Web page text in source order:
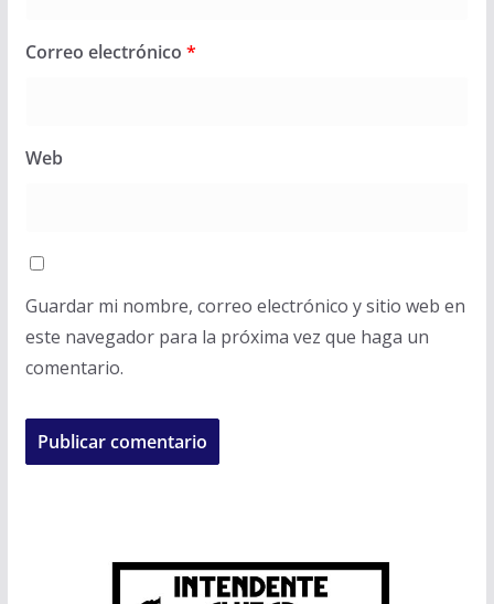
Correo electrónico *
Web
Guardar mi nombre, correo electrónico y sitio web en
este navegador para la próxima vez que haga un
comentario.